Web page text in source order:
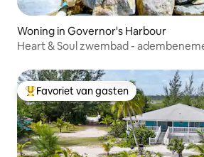
Woning in Governor's Harbour
Heart & Soul zwembad -
Topfavoriet van gasten
Favoriet van gasten